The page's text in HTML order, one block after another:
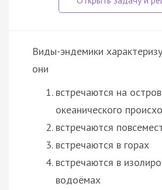
Виды-эндемики
они
встречаются на
океанического
встречаются
встречаются в горах
встречаются в
водоёмах